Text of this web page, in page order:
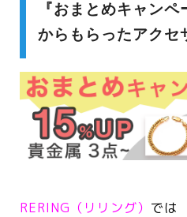
『おまとめキャン
からもらったアクセ
RERING（リリング） では